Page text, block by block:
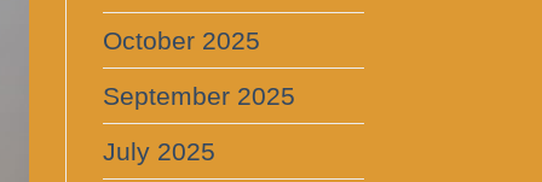
October 2025
September 2025
July 2025